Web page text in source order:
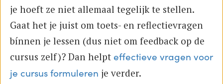
je hoeft ze niet allemaal tegelijk te stellen.
Gaat het je juist om toets- en reflectievragen
bínnen je lessen (dus niet om feedback op de
cursus zelf)? Dan helpt effectieve vragen voor
je cursus formuleren je verder.